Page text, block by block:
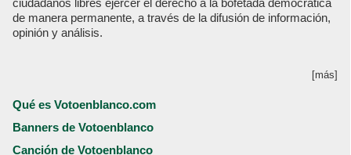
ciudadanos libres ejercer el derecho a la bofetada democrática
de manera permanente, a través de la difusión de información,
opinión y análisis.
[más]
Qué es Votoenblanco.com
Banners de Votoenblanco
Canción de Votoenblanco